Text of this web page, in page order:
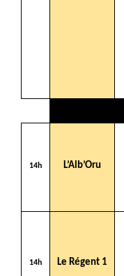
14h L’Alb’Oru
14h Le Régent 1